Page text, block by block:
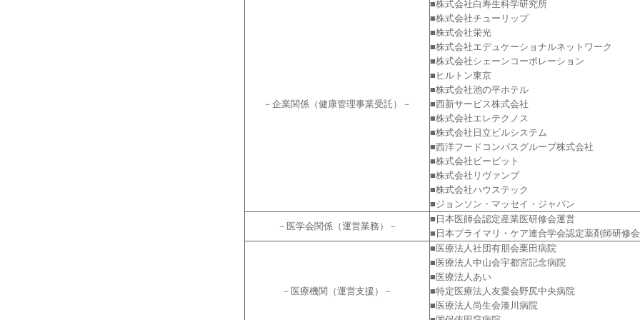
－企業関係（健康管理事業受託）－
■株式会社白寿生科学研究所
■株式会社チューリップ
■株式会社栄光
■株式会社エデュケーショナルネットワーク
■株式会社シェーンコーポレーション
■ヒルトン東京
■株式会社池の平ホテル
■西新サービス株式会社
■株式会社エレテクノス
■株式会社日立ビルシステム
■西洋フードコンパスグループ株式会社
■株式会社ビービット
■株式会社リヴァンプ
■株式会社ハウステック
■ジョンソン・マッセイ・ジャパン
－医学会関係（運営業務）－
■日本医師会認定産業医研修会運営
■日本プライマリ・ケア連合学会認定薬剤師研修
－医療機関（運営支援）－
■医療法人社団有朋会栗田病院
■医療法人中山会宇都宮記念病院
■医療法人あい
■特定医療法人友愛会野尻中央病院
■医療法人尚生会湊川病院